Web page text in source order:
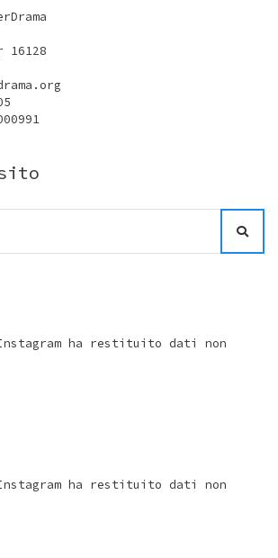
16128
ha restituito dati non
ha restituito dati non